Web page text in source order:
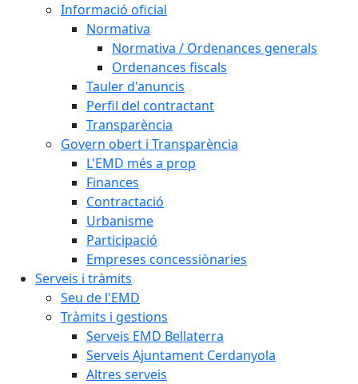
Informació oficial
Normativa
Normativa / Ordenances generals
Ordenances fiscals
Tauler d'anuncis
Perfil del contractant
Transparència
Govern obert i Transparència
L'EMD més a prop
Finances
Contractació
Urbanisme
Participació
Empreses concessiònaries
Serveis i tràmits
Seu de l'EMD
Tràmits i gestions
Serveis EMD Bellaterra
Serveis Ajuntament Cerdanyola
Altres serveis